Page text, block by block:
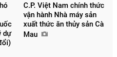
dự
C.P. Việt Nam chính thức
vận hành Nhà máy sản
xuất thức ăn thủy sản Cà
Mau